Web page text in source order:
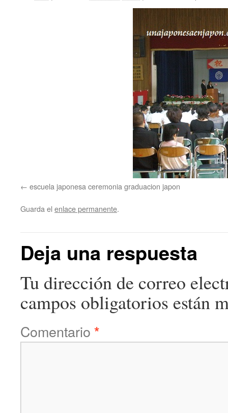
escuela japonesa ceremonia graduacion japon
Guarda el enlace permanente.
Deja una respuesta
Tu dirección de correo
campos obligatorios están
Comentario *